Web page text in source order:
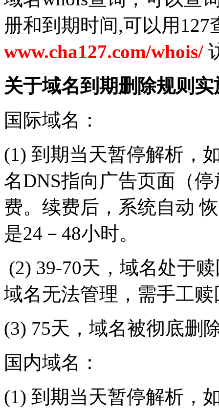
册和到期时间,可以用
www.cha127.com/whois/
关于域名到期删除规则
国际域名：
(1) 到期当天暂停解析，
名DNS指向广告页面（
费。续费后，系统自动
是24－48小时。
(2) 39-70天，域名处于
域名无法管理，需手工赎
(3) 75天，域名被彻底删
国内域名：
(1) 到期当天暂停解析，